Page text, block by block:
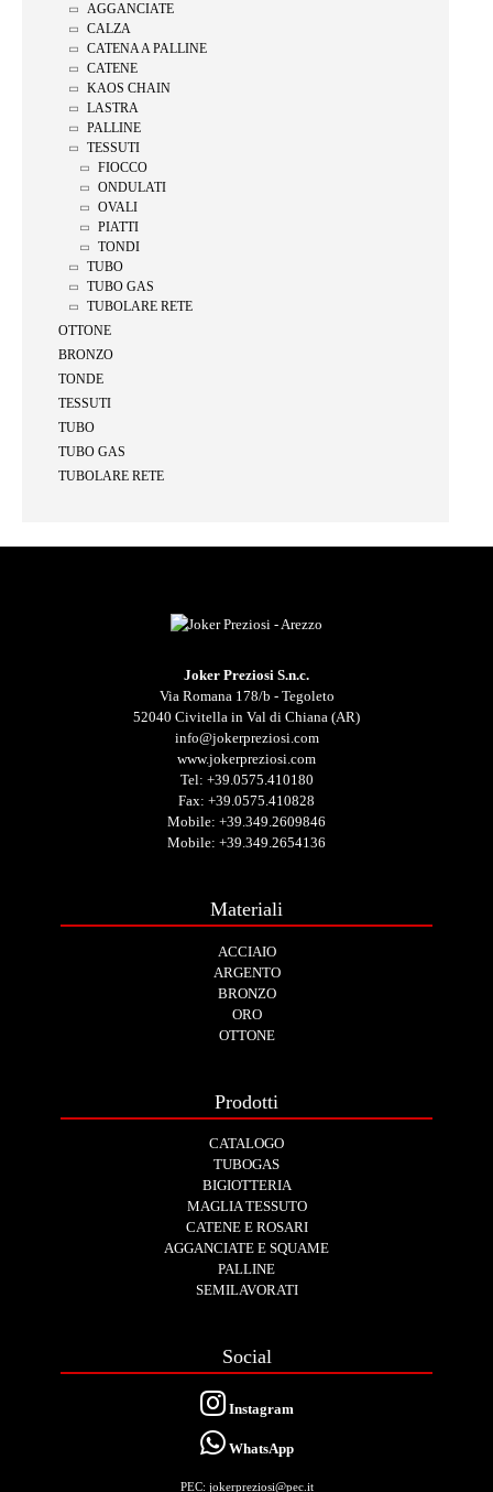
AGGANCIATE
CALZA
CATENA A PALLINE
CATENE
KAOS CHAIN
LASTRA
PALLINE
TESSUTI
FIOCCO
ONDULATI
OVALI
PIATTI
TONDI
TUBO
TUBO GAS
TUBOLARE RETE
OTTONE
BRONZO
TONDE
TESSUTI
TUBO
TUBO GAS
TUBOLARE RETE
Joker Preziosi S.n.c.
Via Romana 178/b - Tegoleto
52040 Civitella in Val di Chiana (AR)
info@jokerpreziosi.com
www.jokerpreziosi.com
Tel: +39.0575.410180
Fax: +39.0575.410828
Mobile: +39.349.2609846
Mobile: +39.349.2654136
Materiali
ACCIAIO
ARGENTO
BRONZO
ORO
OTTONE
Prodotti
CATALOGO
TUBOGAS
BIGIOTTERIA
MAGLIA TESSUTO
CATENE E ROSARI
AGGANCIATE E SQUAME
PALLINE
SEMILAVORATI
Social
Instagram
WhatsApp
PEC: jokerpreziosi@pec.it